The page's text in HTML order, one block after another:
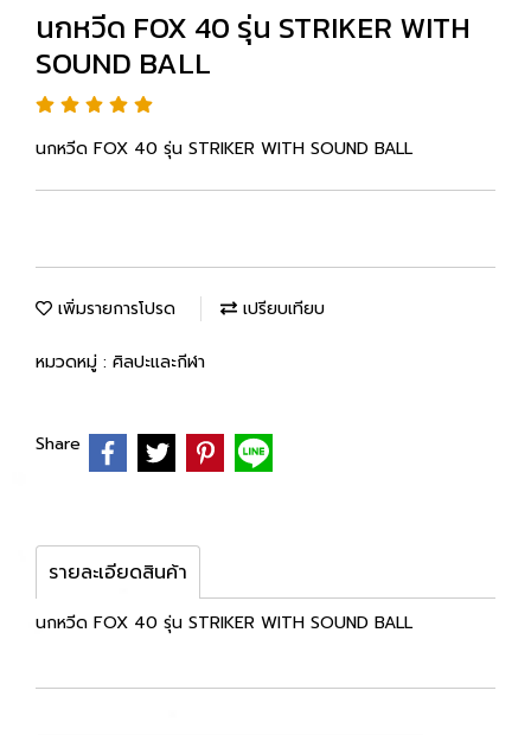
นกหวีด FOX 40 รุ่น STRIKER WITH
SOUND BALL
นกหวีด FOX 40 รุ่น STRIKER WITH SOUND BALL
เพิ่มรายการโปรด เปรียบเทียบ
หมวดหมู่ : ศิลปะและกีฬา
Share
รายละเอียดสินค้า
นกหวีด FOX 40 รุ่น STRIKER WITH SOUND BALL